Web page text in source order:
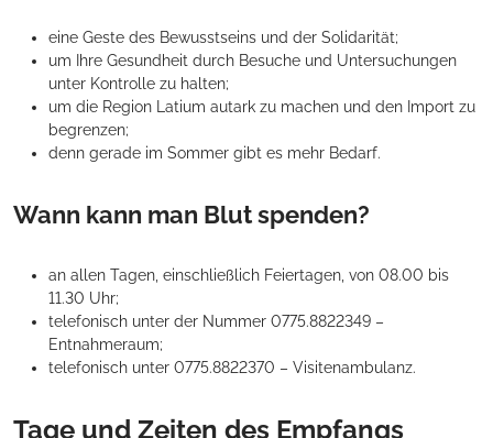
eine Geste des Bewusstseins und der Solidarität;
um Ihre Gesundheit durch Besuche und Untersuchungen
unter Kontrolle zu halten;
um die Region Latium autark zu machen und den Import zu
begrenzen;
denn gerade im Sommer gibt es mehr Bedarf.
Wann kann man Blut spenden?
an allen Tagen, einschließlich Feiertagen, von 08.00 bis
11.30 Uhr;
telefonisch unter der Nummer 0775.8822349 –
Entnahmeraum;
telefonisch unter 0775.8822370 – Visitenambulanz.
Tage und Zeiten des Empfangs